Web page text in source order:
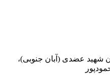
شهید عضدی (آبان جنوبی)،